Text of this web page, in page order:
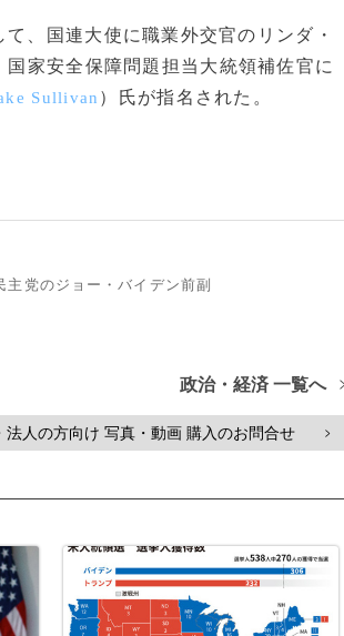
、国連大使に職業外交官のリンダ・
国家安全保障問題担当大統領補佐官に
Sullivan ）氏が指名された。
党のジョー・バイデン前副
政治・経済 一覧へ
法人の方向け 写真・動画 購入のお問合せ >